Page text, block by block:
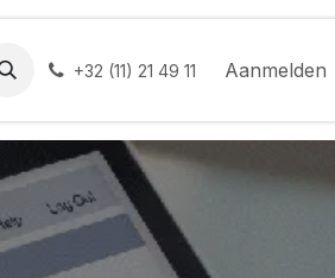
Evenementen
+32 (11) 21 49 11 Aanmelden